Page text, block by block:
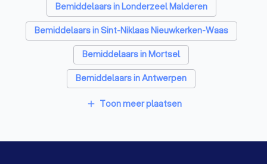
Bemiddelaars in Londerzeel Malderen
Bemiddelaars in Sint-Niklaas Nieuwkerken-Waas
Bemiddelaars in Mortsel
Bemiddelaars in Antwerpen
Bemiddelaars in Sint-Katelijne-Waver
add Toon meer plaatsen